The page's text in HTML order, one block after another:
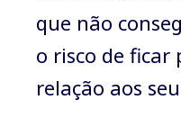
que não
o risco de ficar
relação aos